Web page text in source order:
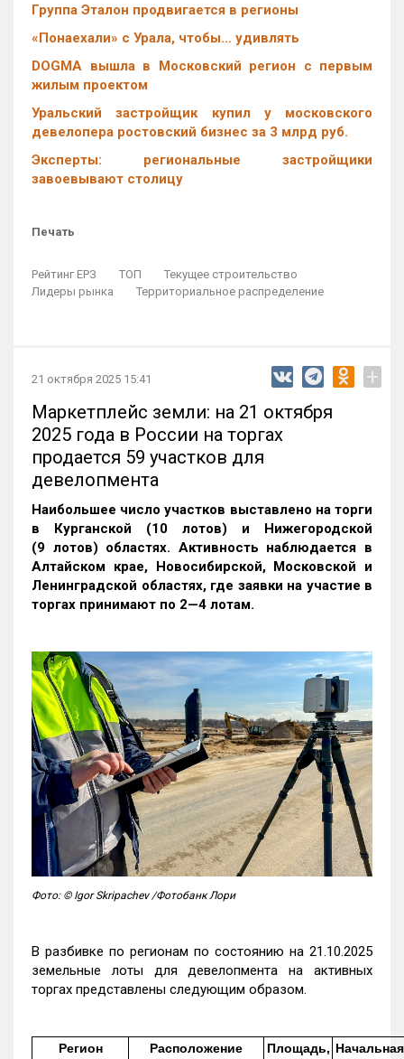
Группа Эталон продвигается в регионы
«Понаехали» с Урала, чтобы… удивлять
DOGMA вышла в Московский регион с первым
жилым проектом
Уральский застройщик купил у московского
девелопера ростовский бизнес за 3 млрд руб.
Эксперты: региональные застройщики
завоевывают столицу
Печать
Рейтинг ЕРЗ ТОП
Текущее строительство
Лидеры рынка
Территориальное распределение
21 октября 2025 15:41 +
Маркетплейс земли: на 21 октября
2025 года в России на торгах
продается 59 участков для
девелопмента
Наибольшее число участков выставлено на торги
в Курганской (10 лотов) и Нижегородской
(9 лотов) областях. Активность наблюдается в
Алтайском крае, Новосибирской, Московской и
Ленинградской областях, где заявки на участие в
торгах принимают по 2—4 лотам.
Фото: © Igor Skripachev /Фотобанк Лори
В разбивке по регионам по состоянию на 21.10.2025
земельные лоты для девелопмента на активных
торгах представлены следующим образом.
Регион Расположение Площадь, Начальная